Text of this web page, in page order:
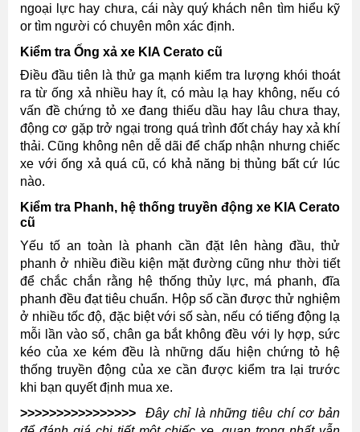
ngoại lực hay chưa, cái này quý khách nên tìm hiểu kỹ
or tìm người có chuyên môn xác định.
Kiểm tra Ống xả xe KIA Cerato cũ
Điều đầu tiên là thử ga mạnh kiểm tra lượng khói thoát
ra từ ống xả nhiều hay ít, có màu lạ hay không, nếu có
vấn đề chứng tỏ xe đang thiếu dầu hay lâu chưa thay,
động cơ gặp trở ngại trong quá trình đốt cháy hay xả khí
thải. Cũng không nên dễ dãi để chấp nhận nhưng chiếc
xe với ống xả quá cũ, có khả năng bị thủng bất cứ lúc
nào.
Kiểm tra Phanh, hệ thống truyền động xe KIA Cerato
cũ
Yếu tố an toàn là phanh cần đặt lên hàng đầu, thử
phanh ở nhiều điều kiện mặt đường cũng như thời tiết
để chắc chắn rằng hệ thống thủy lực, má phanh, đĩa
phanh đều đạt tiêu chuẩn. Hộp số cần được thử nghiệm
ở nhiều tốc độ, đặc biệt với số sàn, nếu có tiếng động lạ
mỗi lần vào số, chân ga bắt không đều với ly hợp, sức
kéo của xe kém đều là những dấu hiện chứng tỏ hệ
thống truyền động của xe cần được kiểm tra lại trước
khi bạn quyết định mua xe.
>>>>>>>>>>>>>>>>
Đây chỉ là những tiêu chí cơ bản